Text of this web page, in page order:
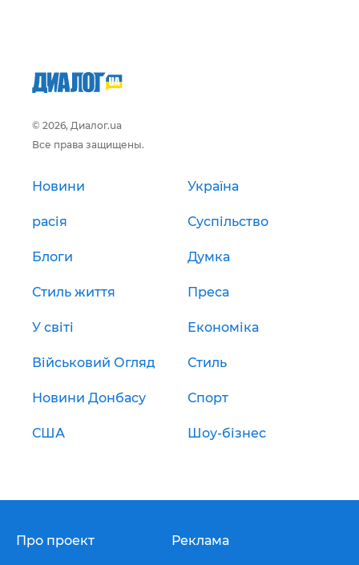
© 2026, Диалог.ua
Все права защищены.
Новини Україна
расія Суспільство
Блоги Думка
Стиль життя Преса
У світі Економіка
Військовий Огляд Стиль
Новини Донбасу Спорт
США Шоу-бізнес
Про проект Реклама